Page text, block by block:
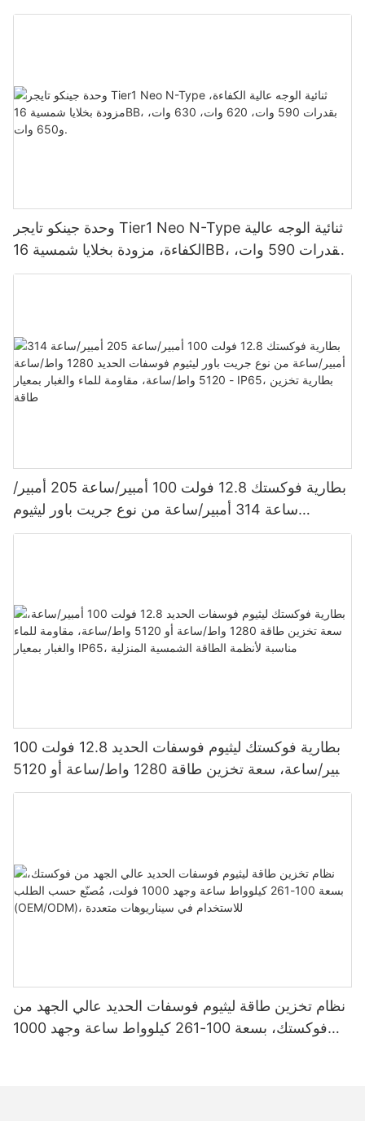
الطاقة القصوى (MPPT)، يدعم توصيل 9 وحدات بالتوازي
وحدة جينكو تايجر Tier1 Neo N-Type ثنائية الوجه عالية
الكفاءة، مزودة بخلايا شمسية 16BB، بقدرات 590 وات،
620 وات، 630 وات، و650 وات.
بطارية فوكستك 12.8 فولت 100 أمبير/ساعة 205 أمبير/
ساعة 314 أمبير/ساعة من نوع جريت باور ليثيوم
فوسفات الحديد 1280 واط/ساعة - 5120 واط/ساعة،
بطارية فوكستك ليثيوم فوسفات الحديد 12.8 فولت 100
أمبير/ساعة، سعة تخزين طاقة 1280 واط/ساعة أو 5120
واط/ساعة، مقاومة للماء والغبار بمعيار IP65، مناسبة
نظام تخزين طاقة ليثيوم فوسفات الحديد عالي الجهد من
فوكستك، بسعة 100-261 كيلوواط ساعة وجهد 1000